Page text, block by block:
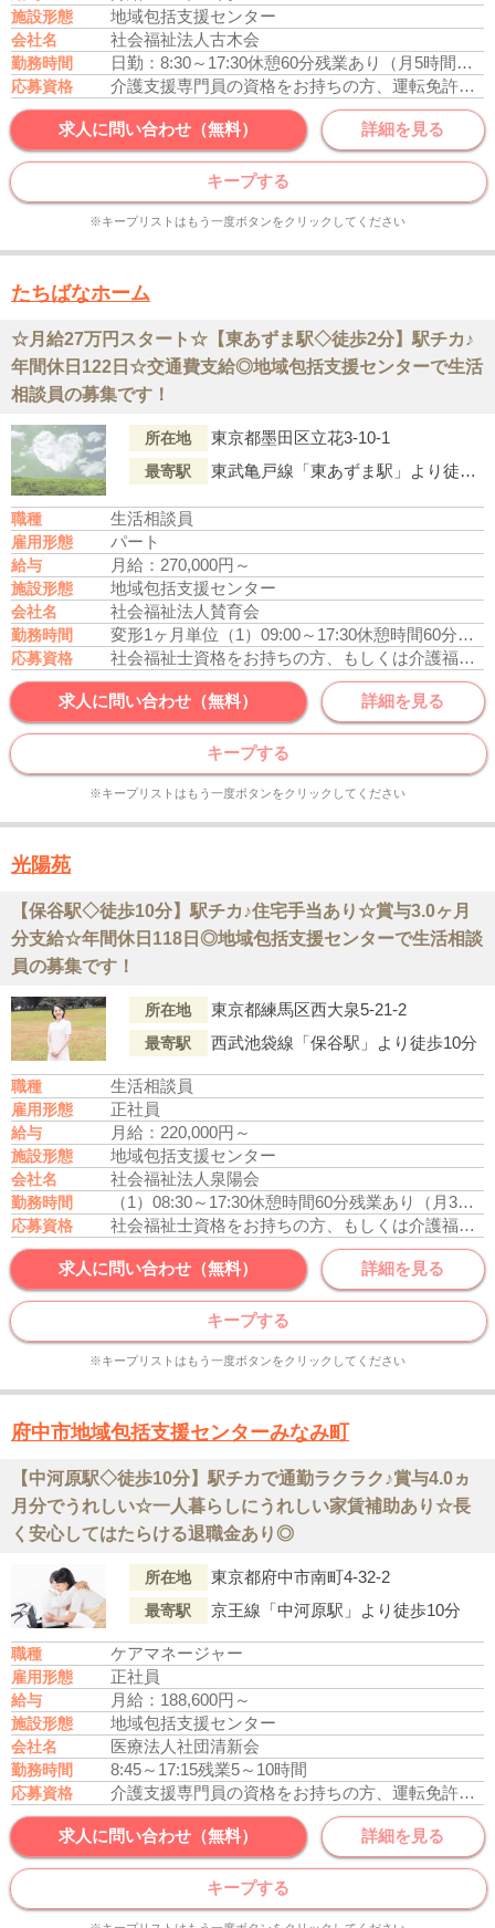
施設形態 地域包括支援センター
会社名 社会福祉法人古木会
勤務時間 日勤：8:30～17:30休憩60分残業あり（月5時間程度）
応募資格 介護支援専門員の資格をお持ちの方、運転免許あれば尚可
求人に問い合わせ（無料） 詳細を見る
キープする
※キープリストはもう一度ボタンをクリックしてください
たちばなホーム
☆月給27万円スタート☆【東あずま駅◇徒歩2分】駅チカ♪
年間休日122日☆交通費支給◎地域包括支援センターで生活
相談員の募集です！
所在地 東京都墨田区立花3-10-1
最寄駅 東武亀戸線「東あずま駅」より徒歩2分
職種 生活相談員
雇用形態 パート
給与 月給：270,000円～
施設形態 地域包括支援センター
会社名 社会福祉法人賛育会
勤務時間 変形1ヶ月単位 （1）09:00～17:30休憩時間60分残
応募資格 社会福祉士資格をお持ちの方、もしくは介護福祉士資格をお持ちの方
求人に問い合わせ（無料） 詳細を見る
キープする
※キープリストはもう一度ボタンをクリックしてください
光陽苑
【保谷駅◇徒歩10分】駅チカ♪住宅手当あり☆賞与3.0ヶ月
分支給☆年間休日118日◎地域包括支援センターで生活相談
員の募集です！
所在地 東京都練馬区西大泉5-21-2
最寄駅 西武池袋線「保谷駅」より徒歩10分
職種 生活相談員
雇用形態 正社員
給与 月給：220,000円～
施設形態 地域包括支援センター
会社名 社会福祉法人泉陽会
勤務時間 （1）08:30～17:30休憩時間60分残業あり（月3時間程度）
応募資格 社会福祉士資格をお持ちの方、もしくは介護福祉士資格をお持ちの方
求人に問い合わせ（無料） 詳細を見る
キープする
※キープリストはもう一度ボタンをクリックしてください
府中市地域包括支援センターみなみ町
【中河原駅◇徒歩10分】駅チカで通勤ラクラク♪賞与4.0ヵ
月分でうれしい☆一人暮らしにうれしい家賃補助あり☆長
く安心してはたらける退職金あり◎
所在地 東京都府中市南町4-32-2
最寄駅 京王線「中河原駅」より徒歩10分
職種 ケアマネージャー
雇用形態 正社員
給与 月給：188,600円～
施設形態 地域包括支援センター
会社名 医療法人社団清新会
勤務時間 8:45～17:15残業5～10時間
応募資格 介護支援専門員の資格をお持ちの方、運転免許あれば尚可
求人に問い合わせ（無料） 詳細を見る
キープする